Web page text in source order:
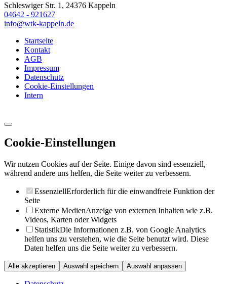
Schleswiger Str. 1, 24376 Kappeln
04642 - 921627
info@wtk-kappeln.de
Startseite
Kontakt
AGB
Impressum
Datenschutz
Cookie-Einstellungen
Intern
Cookie-Einstellungen
Wir nutzen Cookies auf der Seite. Einige davon sind essenziell,
während andere uns helfen, die Seite weiter zu verbessern.
EssenziellErforderlich für die einwandfreie Funktion der
Seite
Externe MedienAnzeige von externen Inhalten wie z.B.
Videos, Karten oder Widgets
StatistikDie Informationen z.B. von Google Analytics
helfen uns zu verstehen, wie die Seite benutzt wird. Diese
Daten helfen uns die Seite weiter zu verbessern.
Alle akzeptieren Auswahl speichern Auswahl anpassen